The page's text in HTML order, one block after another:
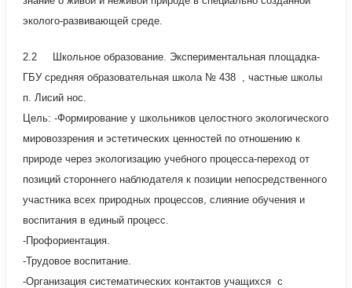
эколого-развивающей среде.
2.2 Школьное образование. Экспериментальная площадка-
ГБУ средняя образовательная школа № 438 , частные школы
п. Лисий нос.
Цель: -Формирование у школьников целостного экологического
мировоззрения и эстетических ценностей по отношению к
природе через экологизацию учебного процесса-переход от
позиций стороннего наблюдателя к позиции непосредственного
участника всех природных процессов, слияние обучения и
воспитания в единый процесс.
-Профориентация.
-Трудовое воспитание.
-Организация систематических контактов учащихся с